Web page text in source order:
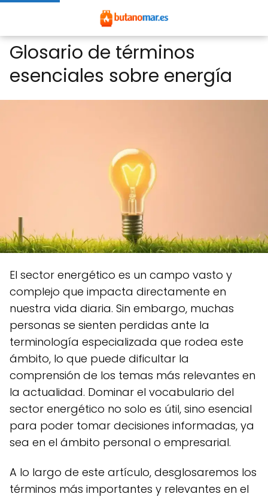
Glosario de términos
esenciales sobre energía
El sector energético es un campo vasto y
complejo que impacta directamente en
nuestra vida diaria. Sin embargo, muchas
personas se sienten perdidas ante la
terminología especializada que rodea este
ámbito, lo que puede dificultar la
comprensión de los temas más relevantes en
la actualidad. Dominar el vocabulario del
sector energético no solo es útil, sino esencial
para poder tomar decisiones informadas, ya
sea en el ámbito personal o empresarial.
A lo largo de este artículo, desglosaremos los
términos más importantes y relevantes en el